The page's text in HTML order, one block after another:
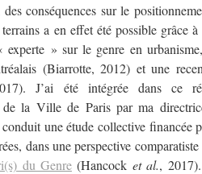
conséquences sur le
a en effet été possible grâce
experte » sur le genre en
(Biarrotte, 2012) et une
J’ai été intégrée dans ce
la Ville de Paris par ma
une étude collective financée
dans une perspective comparatiste
du Genre(Hancock et al.,